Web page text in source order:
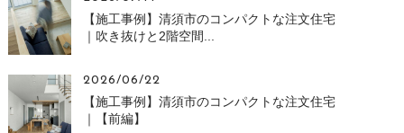
【施工事例】清須市のコンパクトな注文住宅
｜吹き抜けと2階空間...
2026/06/22
【施工事例】清須市のコンパクトな注文住宅
｜【前編】